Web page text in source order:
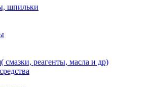
шпильки
смазки, реагенты, масла и др)